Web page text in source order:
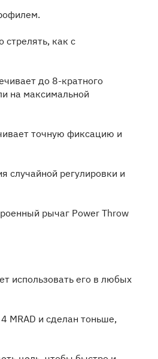
стрелять, как с
до 8-кратного
на максимальной
точную фиксацию и
случайной регулировки и
рычаг Power Throw
использовать его в любых
MRAD и сделан тоньше,